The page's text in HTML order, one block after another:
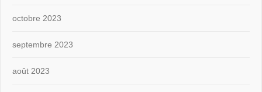
octobre 2023
septembre 2023
août 2023